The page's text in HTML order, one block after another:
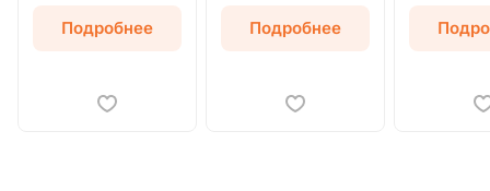
Подробнее Подробнее